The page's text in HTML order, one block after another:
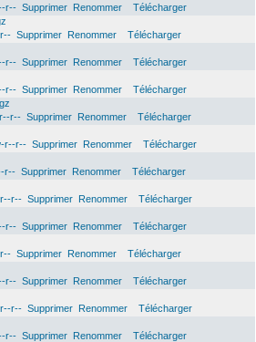
r-- Supprimer Renommer
Télécharger
Supprimer Renommer
Télécharger
r-- Supprimer Renommer
Télécharger
r-- Supprimer Renommer
Télécharger
r-- Supprimer Renommer
Télécharger
r--r-- Supprimer Renommer
Télécharger
r-- Supprimer Renommer
Télécharger
r-- Supprimer Renommer
Télécharger
r-- Supprimer Renommer
Télécharger
Supprimer Renommer
Télécharger
r-- Supprimer Renommer
Télécharger
r-- Supprimer Renommer
Télécharger
r-- Supprimer Renommer
Télécharger